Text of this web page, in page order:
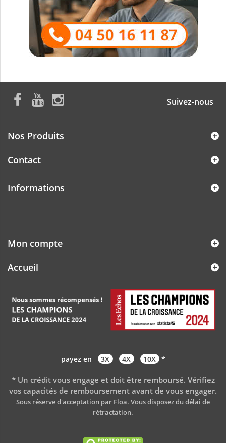
Suivez-nous
Nos Produits
Contact
Informations
Mon compte
Accueil
payez en 3X 4X 10X *
* Un crédit vous engage et doit être remboursé. Vérifiez
vos capacités de remboursement avant de vous engager.
Sous réserve d'acceptation par Floa. Vous disposez du délai de
rétractation.